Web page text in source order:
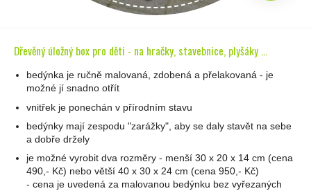
Dřevěný úložný box pro děti - na hračky, stavebnice, plyšáky ...
bedýnka je ručně malovaná, zdobená a přelakovaná - je
možné jí snadno otřít
vnitřek je ponechán v přírodním stavu
bedýnky mají zespodu "zarážky", aby se daly stavět na sebe
a dobře držely
je možné vyrobit dva rozměry - menší 30 x 20 x 14 cm (cena
490,- Kč) nebo větší 40 x 30 x 24 cm (cena 950,- Kč)
- cena je uvedená za malovanou bedýnku bez vyřezaných